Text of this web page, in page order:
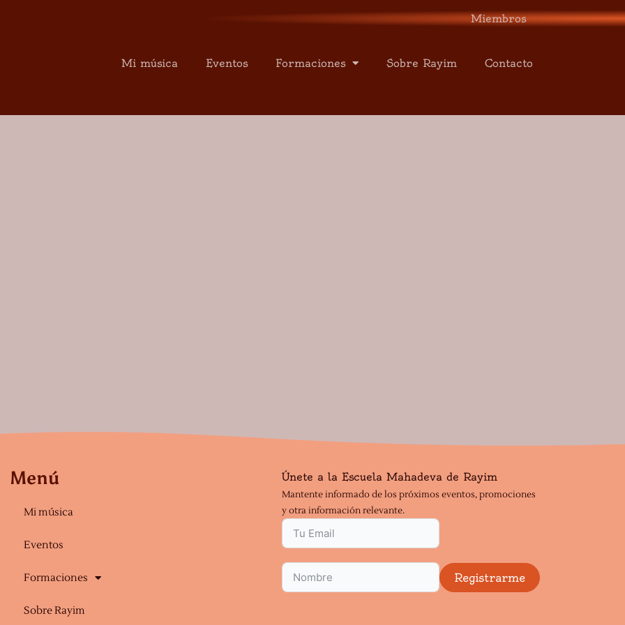
Miembros
Mi música Eventos Formaciones Sobre Rayim Contacto
Menú
Mi música
Eventos
Formaciones
Sobre Rayim
Únete a la Escuela Mahadeva de Rayim
Mantente informado de los próximos eventos, promociones
y otra información relevante.
Registrarme